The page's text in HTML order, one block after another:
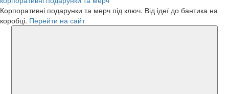
Корпоративні подарунки та мерч під ключ. Від ідеї до бантика на
коробці. Перейти на сайт